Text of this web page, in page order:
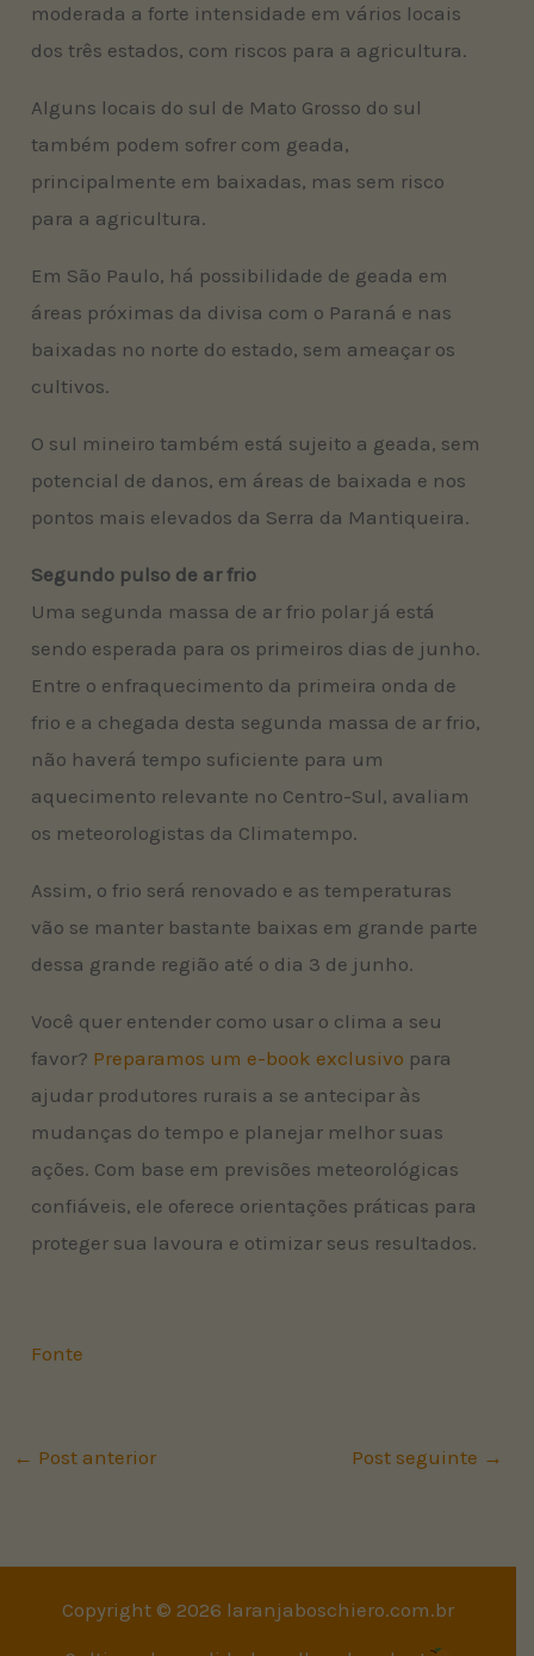
moderada a forte intensidade em vários locais
dos três estados, com riscos para a agricultura.
Alguns locais do sul de Mato Grosso do sul
também podem sofrer com geada,
principalmente em baixadas, mas sem risco
para a agricultura.
Em São Paulo, há possibilidade de geada em
áreas próximas da divisa com o Paraná e nas
baixadas no norte do estado, sem ameaçar os
cultivos.
O sul mineiro também está sujeito a geada, sem
potencial de danos, em áreas de baixada e nos
pontos mais elevados da Serra da Mantiqueira.
Segundo pulso de ar frio
Uma segunda massa de ar frio polar já está
sendo esperada para os primeiros dias de junho.
Entre o enfraquecimento da primeira onda de
frio e a chegada desta segunda massa de ar frio,
não haverá tempo suficiente para um
aquecimento relevante no Centro-Sul, avaliam
os meteorologistas da Climatempo.
Assim, o frio será renovado e as temperaturas
vão se manter bastante baixas em grande parte
dessa grande região até o dia 3 de junho.
Você quer entender como usar o clima a seu
favor? Preparamos um e-book exclusivo para
ajudar produtores rurais a se antecipar às
mudanças do tempo e planejar melhor suas
ações. Com base em previsões meteorológicas
confiáveis, ele oferece orientações práticas para
proteger sua lavoura e otimizar seus resultados.
Fonte
← Post anterior Post seguinte →
Copyright © 2026 laranjaboschiero.com.br